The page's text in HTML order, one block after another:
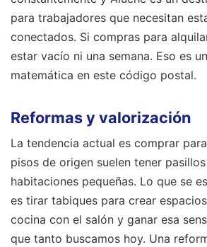
para trabajadores que necesitan
conectados. Si compras para
estar vacío ni una semana. Eso es
matemática en este código postal.
Reformas y valorización
La tendencia actual es comprar
pisos de origen suelen tener
habitaciones pequeñas. Lo que se
es tirar tabiques para crear
cocina con el salón y ganar esa
que tanto buscamos hoy. Una